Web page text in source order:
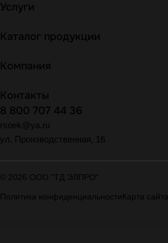
Услуги
Каталог продукции
Компания
Контакты
8 800 707 44 36
rsoek@ya.ru
ул. Производственная, 16
© 2026 ООО "ТД ЭЛПРО"
Политика конфиденциальности Карта сайта